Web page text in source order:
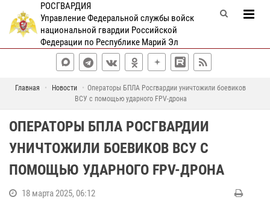
РОСГВАРДИЯ
Управление Федеральной службы войск
национальной гвардии Российской
Федерации по Республике Марий Эл
Главная Новости
Операторы БПЛА Росгвардии уничтожили боевиков
ВСУ с помощью ударного FPV-дрона
ОПЕРАТОРЫ БПЛА РОСГВАРДИИ
УНИЧТОЖИЛИ БОЕВИКОВ ВСУ С
ПОМОЩЬЮ УДАРНОГО FPV-ДРОНА
18 марта 2025, 06:12